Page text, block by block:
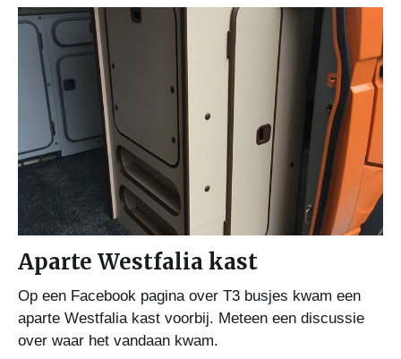
Aparte Westfalia kast
Op een Facebook pagina over T3 busjes kwam een
aparte Westfalia kast voorbij. Meteen een discussie
over waar het vandaan kwam.